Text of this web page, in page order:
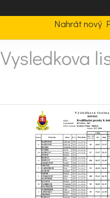
Nahrát nový
Vysledkova